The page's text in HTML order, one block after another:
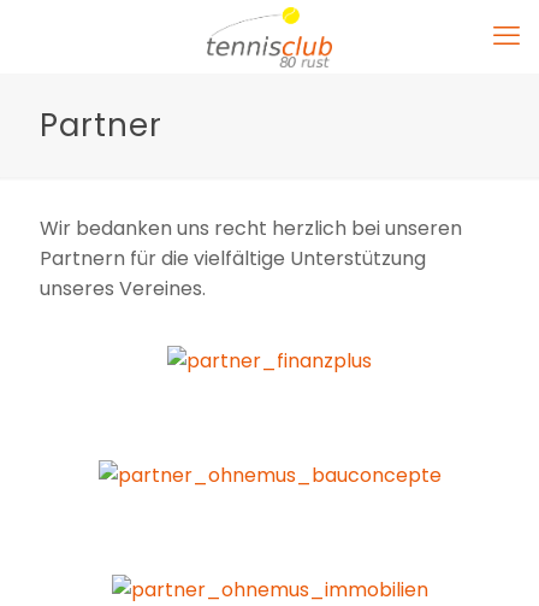
Partner
Wir bedanken uns recht herzlich bei unseren
Partnern für die vielfältige Unterstützung
unseres Vereines.